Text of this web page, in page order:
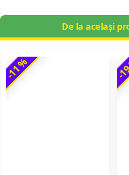
De la același
-11 % -